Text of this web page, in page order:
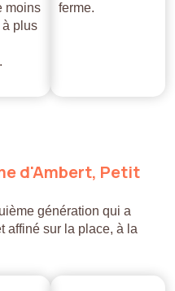
moins
à plus
ferme.
d'Ambert, Petit
génération qui a
affiné sur la place, à la